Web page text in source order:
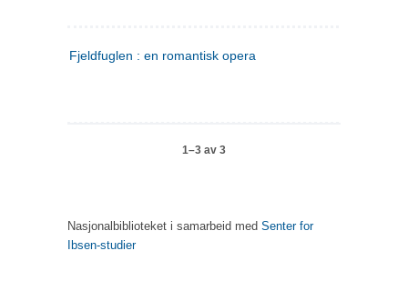
Fjeldfuglen : en romantisk opera
1–3 av 3
Nasjonalbiblioteket i samarbeid med Senter for
Ibsen-studier